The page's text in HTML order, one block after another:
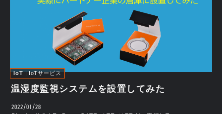
IoT IoTサービス
温湿度監視システムを設置してみた
2022/01/28